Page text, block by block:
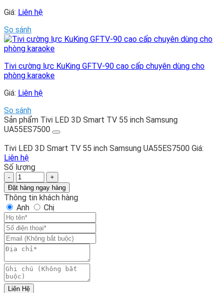
Giá: Liên hệ
So sánh
Tivi cường lực KuKing GFTV-90 cao cấp chuyên dùng cho
phòng karaoke
Giá: Liên hệ
So sánh
Sản phẩm Tivi LED 3D Smart TV 55 inch Samsung
UA55ES7500
Tivi LED 3D Smart TV 55 inch Samsung UA55ES7500 Giá:
Liên hệ
Số lượng
Tivi
LED
3D
Smart
TV
55
inch
Samsung
UA55ES7500
số
lượng
Đặt hàng ngay hàng
Thông tin khách hàng
Anh
Chị
Liên Hệ